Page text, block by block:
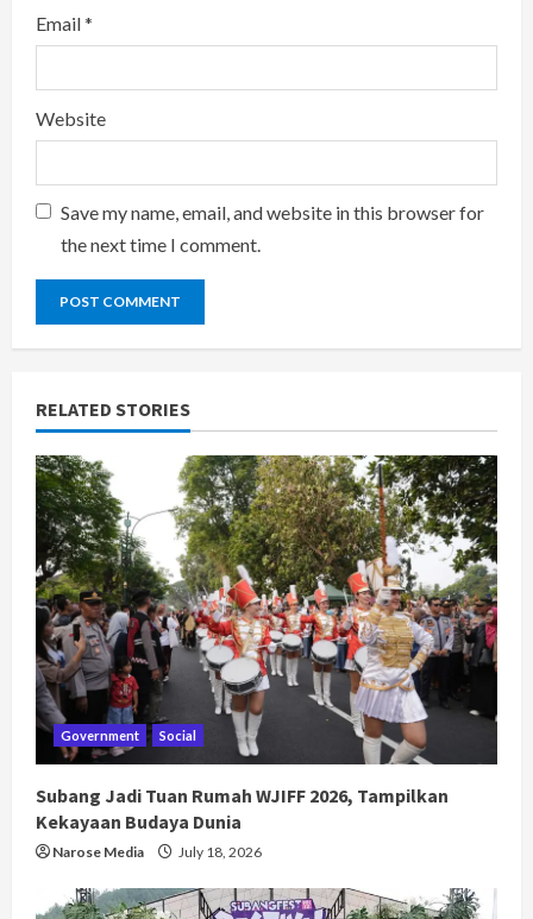
Email*
Website
Save my name, email, and website in this browser for
the next time I comment.
RELATED STORIES
Government Social
Subang Jadi Tuan Rumah WJIFF 2026, Tampilkan
Kekayaan Budaya Dunia
Narose Media July 18, 2026